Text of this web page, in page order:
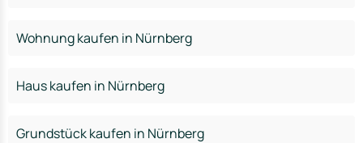
Wohnung kaufen in Nürnberg
Haus kaufen in Nürnberg
Grundstück kaufen in Nürnberg